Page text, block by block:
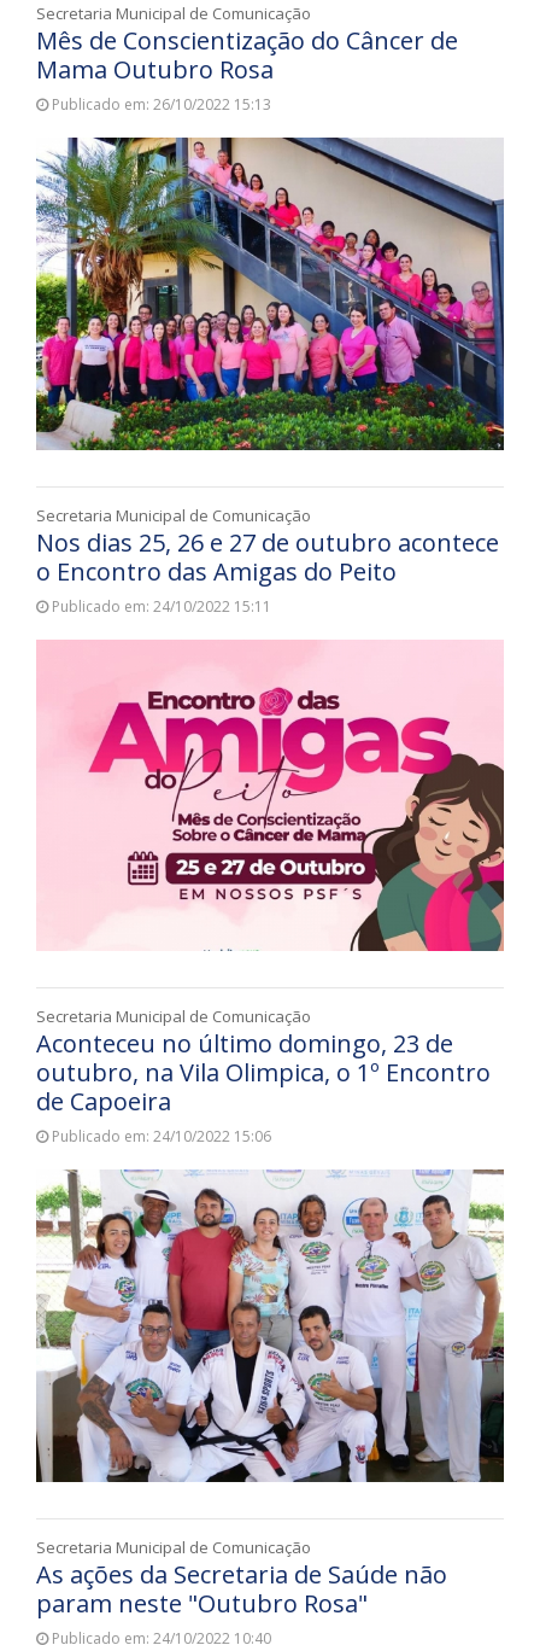
Secretaria Municipal de Comunicação
Mês de Conscientização do Câncer de
Mama Outubro Rosa
Publicado em: 26/10/2022 15:13
Secretaria Municipal de Comunicação
Nos dias 25, 26 e 27 de outubro acontece
o Encontro das Amigas do Peito
Publicado em: 24/10/2022 15:11
Secretaria Municipal de Comunicação
Aconteceu no último domingo, 23 de
outubro, na Vila Olimpica, o 1º Encontro
de Capoeira
Publicado em: 24/10/2022 15:06
Secretaria Municipal de Comunicação
As ações da Secretaria de Saúde não
param neste "Outubro Rosa"
Publicado em: 24/10/2022 10:40